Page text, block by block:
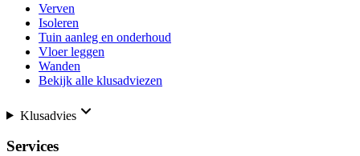
Verven
Isoleren
Tuin aanleg en onderhoud
Vloer leggen
Wanden
Bekijk alle klusadviezen
Klusadvies
Services